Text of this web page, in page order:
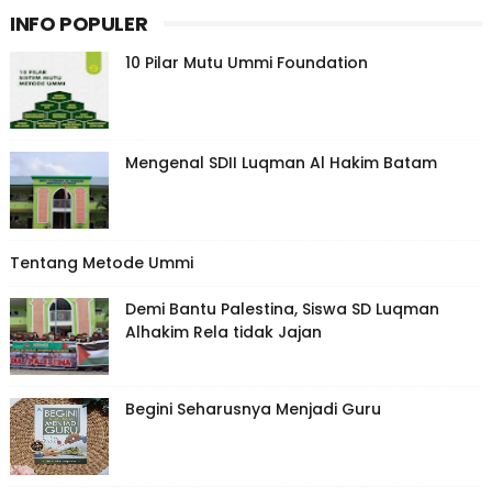
INFO POPULER
10 Pilar Mutu Ummi Foundation
Mengenal SDII Luqman Al Hakim Batam
Tentang Metode Ummi
Demi Bantu Palestina, Siswa SD Luqman
Alhakim Rela tidak Jajan
Begini Seharusnya Menjadi Guru